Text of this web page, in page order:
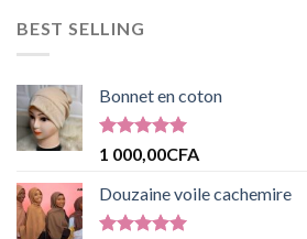
BEST SELLING
Bonnet en coton
Note 5.00
1 000,00CFA
Douzaine voile cachemire